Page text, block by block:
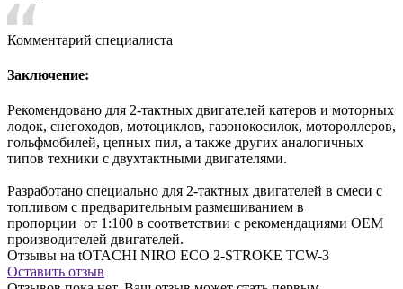
Комментарий специалиста
Заключение:
Рекомендовано для 2-тактных двигателей катеров и моторных
лодок, снегоходов, мотоциклов, газонокосилок, мотороллеров,
гольфмобилей, цепных пил, а также других аналогичных
типов техники с двухтактными двигателями.
Разработано специально для 2-тактных двигателей в смеси с
топливом с предварительным размешиванием в
пропорции от 1:100 в соответствии с рекомендациями OEM
производителей двигателей.
Отзывы на tOTACHI NIRO ECO 2-STROKE TCW-3
Оставить отзыв